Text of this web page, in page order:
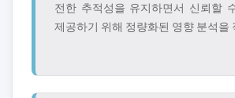
전한 추적성을 유지하면서 신뢰할
제공하기 위해 정량화된 영향 분석을